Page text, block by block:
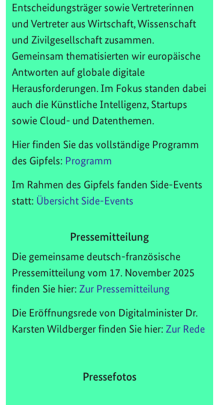
Entscheidungsträger sowie Vertreterinnen
und Vertreter aus Wirtschaft, Wissenschaft
und Zivilgesellschaft zusammen.
Gemeinsam thematisierten wir europäische
Antworten auf globale digitale
Herausforderungen. Im Fokus standen dabei
auch die Künstliche Intelligenz, Startups
sowie Cloud- und Datenthemen.
Hier finden Sie das vollständige Programm
des Gipfels: Programm
Im Rahmen des Gipfels fanden Side-Events
statt: Übersicht Side-Events
Pressemitteilung
Die gemeinsame deutsch-französische
Pressemitteilung vom 17. November 2025
finden Sie hier: Zur Pressemitteilung
Die Eröffnungsrede von Digitalminister Dr.
Karsten Wildberger finden Sie hier: Zur Rede
Pressefotos